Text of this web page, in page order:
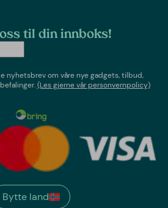
til din innboks!
nyhetsbrev om våre nye gadgets, tilbud,
(Les gjerne vår personvernpolicy)
Bytte land